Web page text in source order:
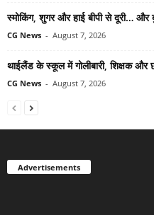
स्मोकिंग, शुगर और हाई बीपी से दूरी… और
CG News - August 7, 2026
थाईलैंड के स्कूल में गोलीबारी, शिक्षक और
CG News - August 7, 2026
Advertisements